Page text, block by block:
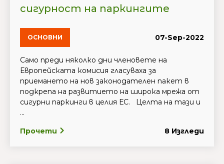
сигурност на паркингите
ОСНОВНИ 07-Sep-2022
Само преди няколко дни членовете на
Европейската комисия гласуваха за
приемането на нов законодателен пакет в
подкрепа на развитието на широка мрежа от
сигурни паркинги в целия ЕС. Целта на тази и
...
Прочети 8 Изгледи